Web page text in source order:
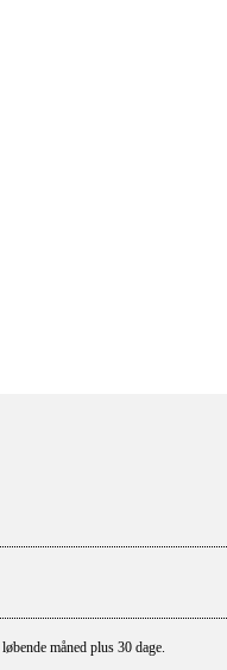
måned plus 30 dage.